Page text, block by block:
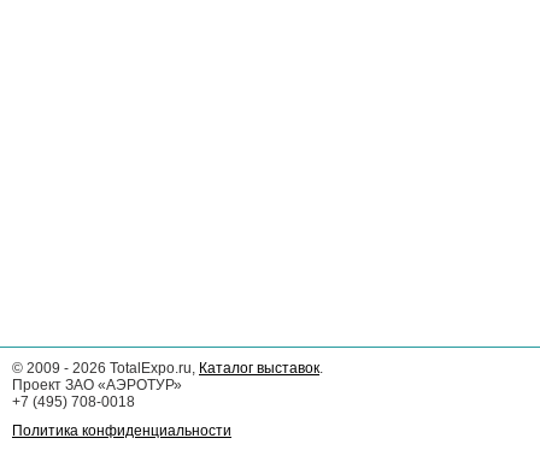
© 2009 - 2026 TotalExpo.ru, Каталог выставок.
Проект ЗАО «АЭРОТУР»
+7 (495) 708-0018
Политика конфиденциальности